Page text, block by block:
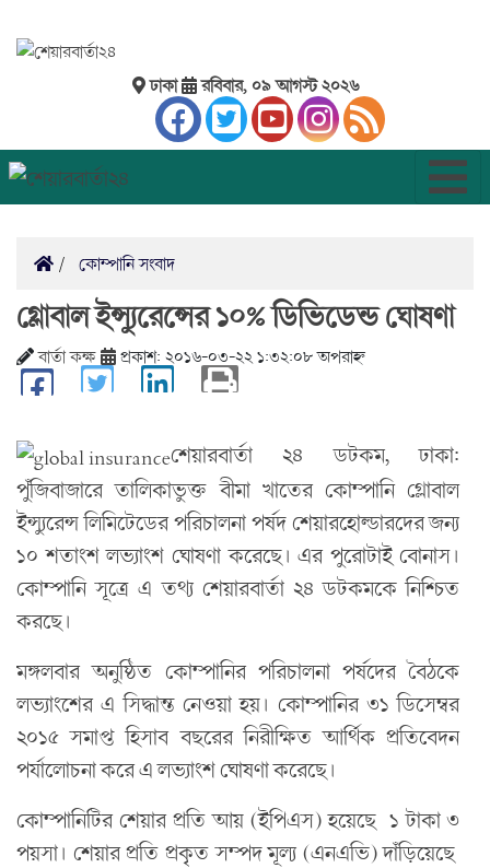
ঢাকা রবিবার, ০৯ আগস্ট ২০২৬
কোম্পানি সংবাদ
গ্লোবাল ইন্স্যুরেন্সের ১০% ডিভিডেন্ড ঘোষণা
বার্তা কক্ষ প্রকাশ: ২০১৬-০৩-২২ ১:৩২:০৮ অপরাহ্ন
শেয়ারবার্তা ২৪ ডটকম, ঢাকা:
পুঁজিবাজারে তালিকাভুক্ত বীমা খাতের কোম্পানি গ্লোবাল
ইন্স্যুরেন্স লিমিটেডের পরিচালনা পর্ষদ শেয়ারহোল্ডারদের জন্য
১০ শতাংশ লভ্যাংশ ঘোষণা করেছে। এর পুরোটাই বোনাস।
কোম্পানি সূত্রে এ তথ্য শেয়ারবার্তা ২৪ ডটকমকে নিশ্চিত
করছে।
মঙ্গলবার অনুষ্ঠিত কোম্পানির পরিচালনা পর্ষদের বৈঠকে
লভ্যাংশের এ সিদ্ধান্ত নেওয়া হয়। কোম্পানির ৩১ ডিসেম্বর
২০১৫ সমাপ্ত হিসাব বছরের নিরীক্ষিত আর্থিক প্রতিবেদন
পর্যালোচনা করে এ লভ্যাংশ ঘোষণা করেছে।
কোম্পানিটির শেয়ার প্রতি আয় (ইপিএস) হয়েছে ১ টাকা ৩
পয়সা। শেয়ার প্রতি প্রকৃত সম্পদ মূল্য (এনএভি) দাঁড়িয়েছে